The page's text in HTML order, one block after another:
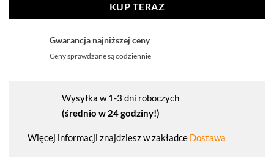
KUP TERAZ
Gwarancja najniższej ceny
Ceny sprawdzane są codziennie
Wysyłka w 1-3 dni roboczych
(średnio w 24 godziny!)
Więcej informacji znajdziesz w zakładce Dostawa